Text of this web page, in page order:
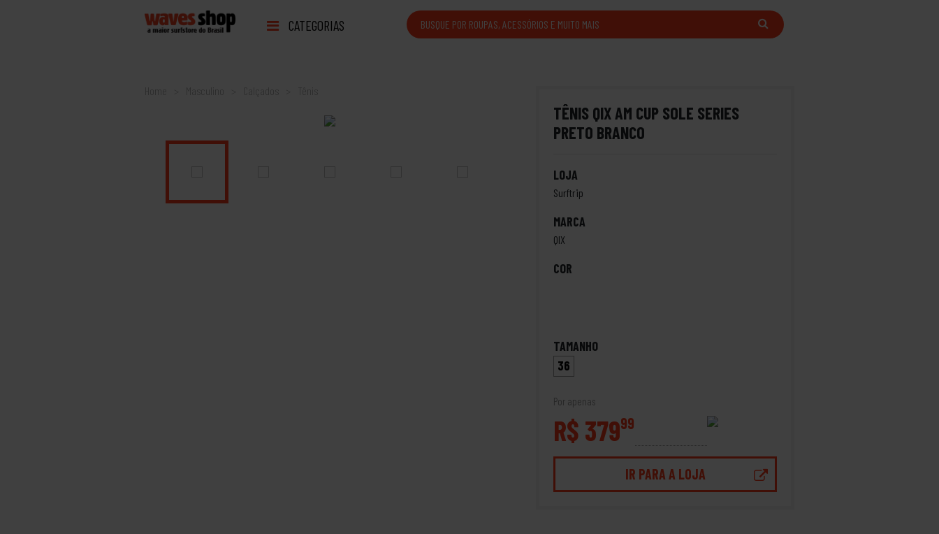
CATEGORIAS
Home
TÊNIS QIX AM CUP SOLE SERIES
PRETO BRANCO
LOJA
Surftrip
MARCA
QIX
COR
TAMANHO
36
Por apenas
R$ 37999
IR PARA A LOJA